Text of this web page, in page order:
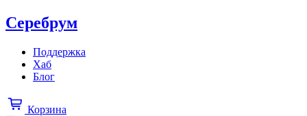
Серебрум
Поддержка
Хаб
Блог
Корзина